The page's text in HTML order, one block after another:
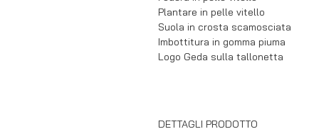
Plantare in pelle vitello
Suola in crosta scamosciata
Imbottitura in gomma piuma
Logo Geda sulla tallonetta
DETTAGLI PRODOTTO